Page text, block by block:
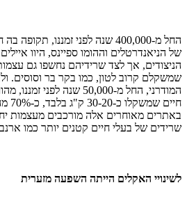
החל מ-400,000 שנה לפני זמננו,
של הניאנדרטלים וההומו ספיינס, היוו
הניצודים, אך לצד שרידיהם נחשפו גם
שמשקלם קרוב לטון, כמו בקר בר וסוסים.
המודרני, החל מ-50,000 שנה
שרידים של בעלי חיים קטנים יותר כמו
לשינויי האקלים הייתה השפעה מזערית